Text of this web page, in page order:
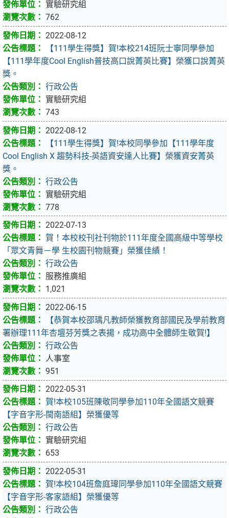
實驗研究組
762
2022-08-12
【111學生得獎】賀!本校214班阮士寧同學參加
【111學年度Cool English普技高口說菁英比賽】榮獲口說菁英
獎。
行政公告
實驗研究組
743
2022-08-12
【111學生得獎】賀!本校同學參加【111學年度
Cool English X 趨勢科技-英語資安達人比賽】榮獲資安菁英
獎。
行政公告
實驗研究組
778
2022-07-13
賀！本校校刊社刊物於111年度全國高級中等學校
「眾文青舞－學 生校園刊物競賽」榮獲佳績！
行政公告
服務推廣組
1,021
2022-06-15
【恭賀本校邵瑀凡教師榮獲教育部國民及學前教育
署辦理111年杏壇芬芳獎之表揚，成功高中全體師生敬賀!】
行政公告
人事室
951
2022-05-31
賀!本校105班陳敬同學參加110年全國語文競賽
【字音字形-閩南語組】榮獲優等
行政公告
實驗研究組
653
2022-05-31
賀!本校104班詹庭瑋同學參加110年全國語文競賽
【字音字形-客家語組】榮獲優等
行政公告